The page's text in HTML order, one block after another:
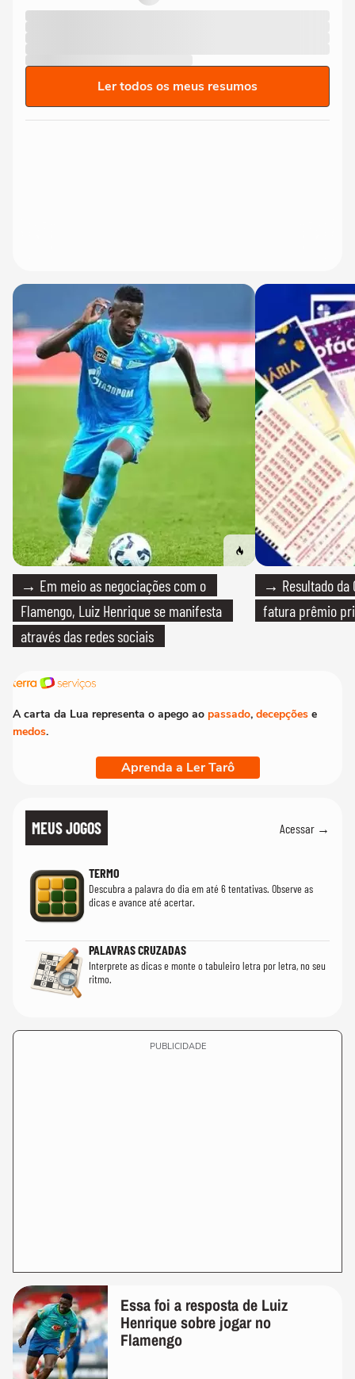
Ler todos os meus resumos
→ Em meio as negociações com o
Flamengo, Luiz Henrique se manifesta
através das redes sociais
→ Resultado da
fatura prêmio
A carta da Lua representa o apego ao passado, decepções e
medos.
Aprenda a Ler Tarô
MEUS JOGOS Acessar →
TERMO
Descubra a palavra do dia em até 6 tentativas. Observe as
dicas e avance até acertar.
PALAVRAS CRUZADAS
Interprete as dicas e monte o tabuleiro letra por letra, no seu
ritmo.
PUBLICIDADE
Essa foi a resposta de Luiz
Henrique sobre jogar no
Flamengo